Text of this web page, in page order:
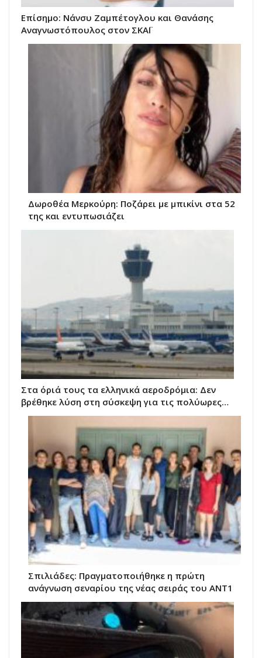
Επίσημο: Νάνσυ Ζαμπέτογλου και Θανάσης
Αναγνωστόπουλος στον ΣΚΑΪ
Δωροθέα Μερκούρη: Ποζάρει με μπικίνι στα 52
της και εντυπωσιάζει
Στα όριά τους τα ελληνικά αεροδρόμια: Δεν
βρέθηκε λύση στη σύσκεψη για τις πολύωρες…
Σπιλιάδες: Πραγματοποιήθηκε η πρώτη
ανάγνωση σεναρίου της νέας σειράς του ΑΝΤ1